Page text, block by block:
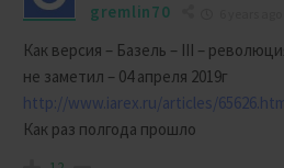
gremlin70
Как версия – Базель – III –
не заметил – 04 апреля 2019г
http://www.iarex.ru/articles/
Как раз полгода прошло